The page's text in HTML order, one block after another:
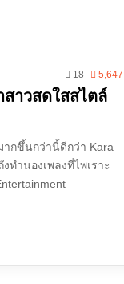
18 5,647
าวสดใสสไตล์
ากขึ้นกว่านี้ดีกว่า Kara
ทำนองเพลงที่ไพเราะ